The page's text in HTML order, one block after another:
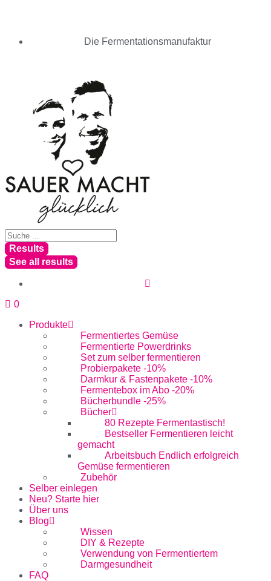
Die Fermentationsmanufaktur
Results
See all results
0
Produkte
Fermentiertes Gemüse
Fermentierte Powerdrinks
Set zum selber fermentieren
Probierpakete -10%
Darmkur & Fastenpakete -10%
Fermentebox im Abo -20%
Bücherbundle -25%
Bücher
80 Rezepte Fermentastisch!
Bestseller Fermentieren leicht
gemacht
Arbeitsbuch Endlich erfolgreich
Gemüse fermentieren
Zubehör
Selber einlegen
Neu? Starte hier
Über uns
Blog
Wissen
DIY & Rezepte
Verwendung von Fermentiertem
Darmgesundheit
FAQ